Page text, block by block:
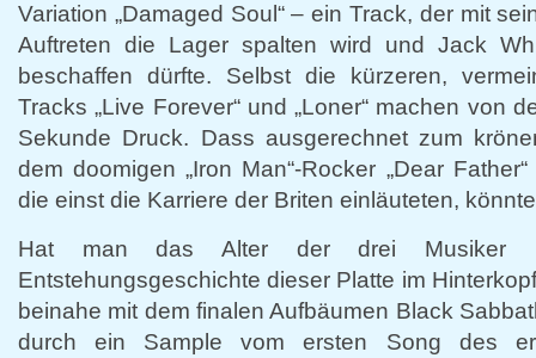
Variation „Damaged Soul“ – ein Track, der mit
Auftreten die Lager spalten wird und Jack
beschaffen dürfte. Selbst die kürzeren,
Tracks „Live Forever“ und „Loner“ machen von
Sekunde Druck. Dass ausgerechnet zum
dem doomigen „Iron Man“-Rocker „Dear
die einst die Karriere der Briten einläuteten,
Hat man das Alter der drei Musiker
Entstehungsgeschichte dieser Platte im
beinahe mit dem finalen Aufbäumen Black
durch ein Sample vom ersten Song des